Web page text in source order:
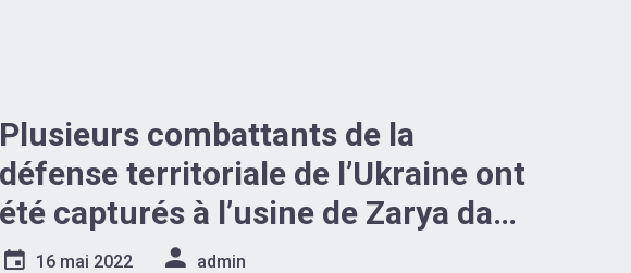
Plusieurs combattants de la
défense territoriale de l’Ukraine ont
été capturés à l’usine de Zarya dans
la République populaire de
16 mai 2022 admin